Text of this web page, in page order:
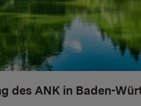
des ANK in Baden-